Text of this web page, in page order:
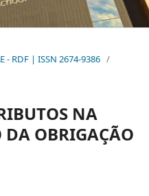
- RDF | ISSN 2674-9386 /
NA
DA OBRIGAÇÃO